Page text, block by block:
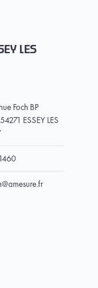
LES
Foch BP
ESSEY LES